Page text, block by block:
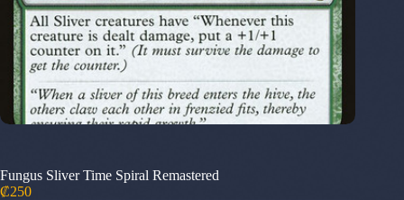
Fungus Sliver Time Spiral Remastered
₡250